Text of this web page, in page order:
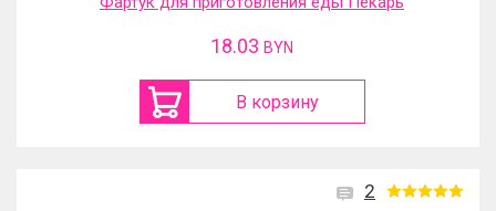
18.03 BYN
В корзину
2